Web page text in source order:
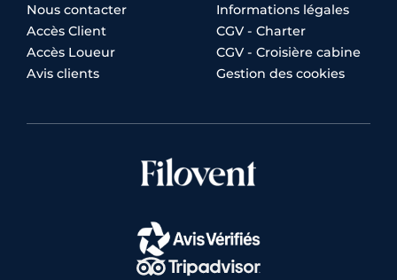
Nous contacter
Accès Client
Accès Loueur
Avis clients
Informations légales
CGV - Charter
CGV - Croisière cabine
Gestion des cookies